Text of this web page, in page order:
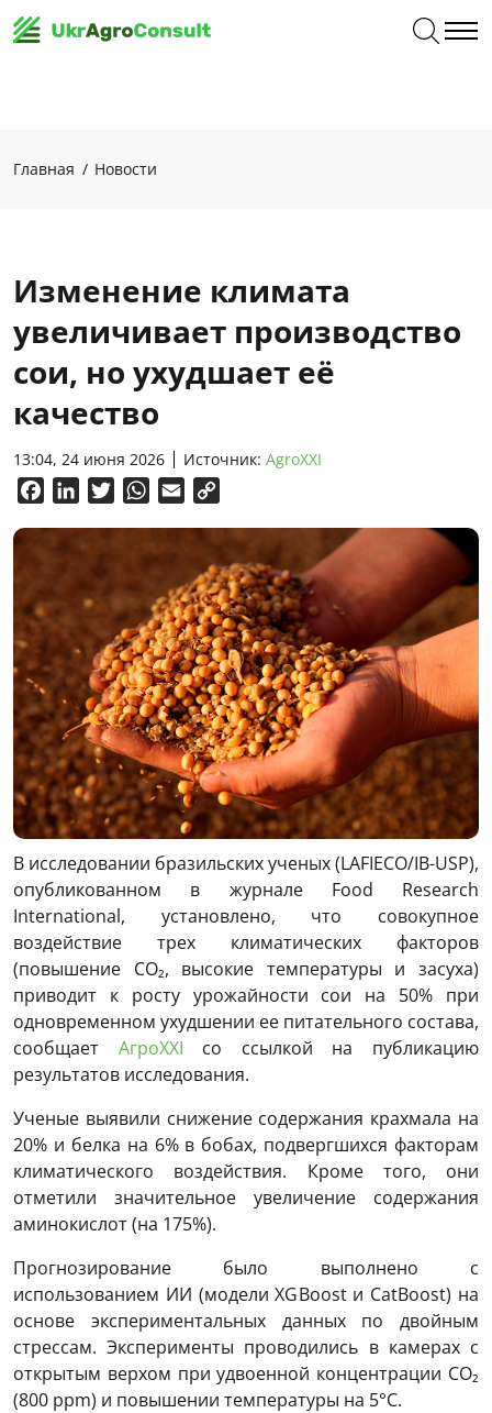
Главная Новости
Изменение климата
увеличивает производство
сои, но ухудшает её
качество
13:04, 24 июня 2026 Источник: AgroXXI
FacebookLinkedInTwitterWhatsApp
Email
В исследовании бразильских ученых (LAFIECO/IB-USP),
опубликованном в журнале Food Research
International, установлено, что совокупное
воздействие трех климатических факторов
(повышение CO₂, высокие температуры и засуха)
приводит к росту урожайности сои на 50% при
одновременном ухудшении ее питательного состава,
сообщает АгроXXI со ссылкой на публикацию
результатов исследования.
Ученые выявили снижение содержания крахмала на
20% и белка на 6% в бобах, подвергшихся факторам
климатического воздействия. Кроме того, они
отметили значительное увеличение содержания
аминокислот (на 175%).
Прогнозирование было выполнено с
использованием ИИ (модели XGBoost и CatBoost) на
основе экспериментальных данных по двойным
стрессам. Эксперименты проводились в камерах с
открытым верхом при удвоенной концентрации CO₂
(800 ppm) и повышении температуры на 5°C.